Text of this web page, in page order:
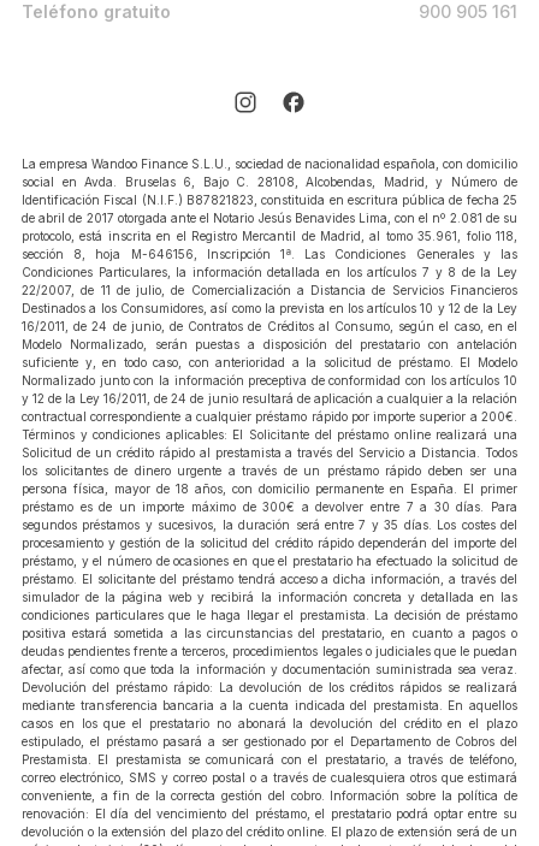
Teléfono gratuito
900 905 161
La empresa Wandoo Finance S.L.U., sociedad de nacionalidad española, con domicilio
social en Avda. Bruselas 6, Bajo C. 28108, Alcobendas, Madrid, y Número de
Identificación Fiscal (N.I.F.) B87821823, constituida en escritura pública de fecha 25
de abril de 2017 otorgada ante el Notario Jesús Benavides Lima, con el nº 2.081 de su
protocolo, está inscrita en el Registro Mercantil de Madrid, al tomo 35.961, folio 118,
sección 8, hoja M-646156, Inscripción 1ª. Las Condiciones Generales y las
Condiciones Particulares, la información detallada en los artículos 7 y 8 de la Ley
22/2007, de 11 de julio, de Comercialización a Distancia de Servicios Financieros
Destinados a los Consumidores, así como la prevista en los artículos 10 y 12 de la Ley
16/2011, de 24 de junio, de Contratos de Créditos al Consumo, según el caso, en el
Modelo Normalizado, serán puestas a disposición del prestatario con antelación
suficiente y, en todo caso, con anterioridad a la solicitud de préstamo. El Modelo
Normalizado junto con la información preceptiva de conformidad con los artículos 10
y 12 de la Ley 16/2011, de 24 de junio resultará de aplicación a cualquier a la relación
contractual correspondiente a cualquier préstamo rápido por importe superior a 200€.
Términos y condiciones aplicables: El Solicitante del préstamo online realizará una
Solicitud de un crédito rápido al prestamista a través del Servicio a Distancia. Todos
los solicitantes de dinero urgente a través de un préstamo rápido deben ser una
persona física, mayor de 18 años, con domicilio permanente en España. El primer
préstamo es de un importe máximo de 300€ a devolver entre 7 a 30 días. Para
segundos préstamos y sucesivos, la duración será entre 7 y 35 días. Los costes del
procesamiento y gestión de la solicitud del crédito rápido dependerán del importe del
préstamo, y el número de ocasiones en que el prestatario ha efectuado la solicitud de
préstamo. El solicitante del préstamo tendrá acceso a dicha información, a través del
simulador de la página web y recibirá la información concreta y detallada en las
condiciones particulares que le haga llegar el prestamista. La decisión de préstamo
positiva estará sometida a las circunstancias del prestatario, en cuanto a pagos o
deudas pendientes frente a terceros, procedimientos legales o judiciales que le puedan
afectar, así como que toda la información y documentación suministrada sea veraz.
Devolución del préstamo rápido: La devolución de los créditos rápidos se realizará
mediante transferencia bancaria a la cuenta indicada del prestamista. En aquellos
casos en los que el prestatario no abonará la devolución del crédito en el plazo
estipulado, el préstamo pasará a ser gestionado por el Departamento de Cobros del
Prestamista. El prestamista se comunicará con el prestatario, a través de teléfono,
correo electrónico, SMS y correo postal o a través de cualesquiera otros que estimará
conveniente, a fin de la correcta gestión del cobro. Información sobre la política de
renovación: El día del vencimiento del préstamo, el prestatario podrá optar entre su
devolución o la extensión del plazo del crédito online. El plazo de extensión será de un